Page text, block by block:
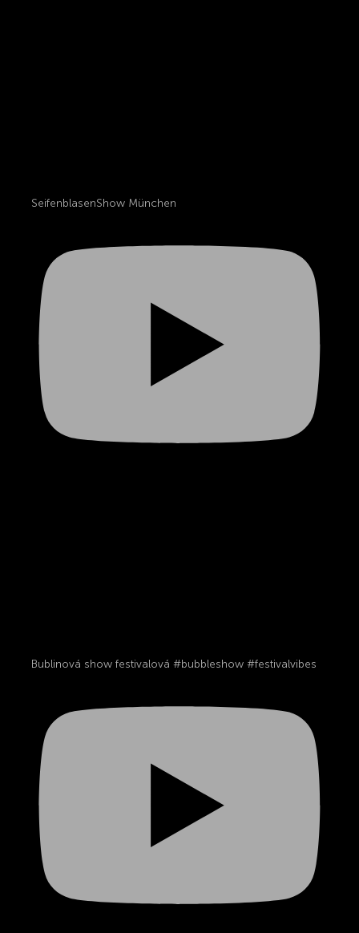
SeifenblasenShow München
Bublinová show festivalová #bubbleshow #festivalvibes